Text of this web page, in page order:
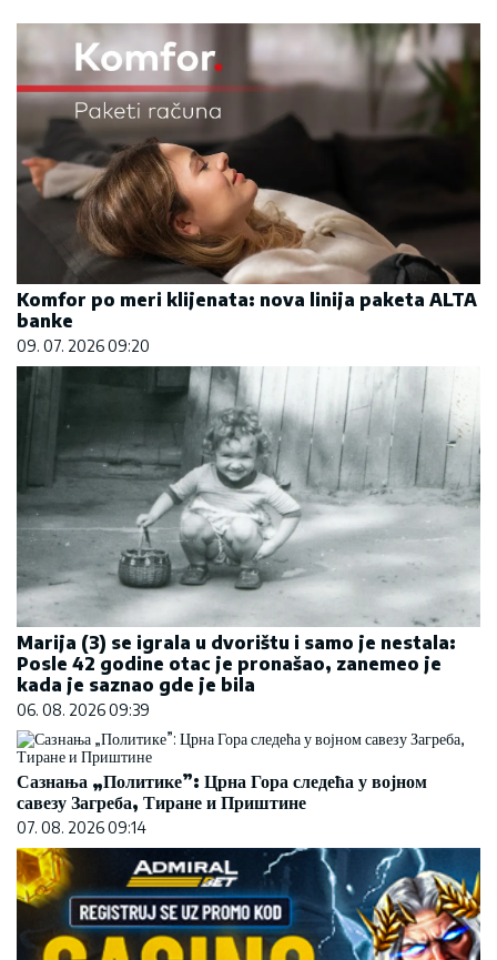
Komfor po meri klijenata: nova linija paketa ALTA
banke
09. 07. 2026 09:20
Marija (3) se igrala u dvorištu i samo je nestala:
Posle 42 godine otac je pronašao, zanemeo je
kada je saznao gde je bila
06. 08. 2026 09:39
Сазнања „Политике”: Црна Гора следећа у војном
савезу Загреба, Тиране и Приштине
07. 08. 2026 09:14